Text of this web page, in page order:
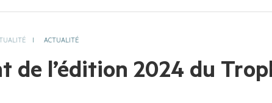
ACTUALITÉ
de l’édition 2024 du